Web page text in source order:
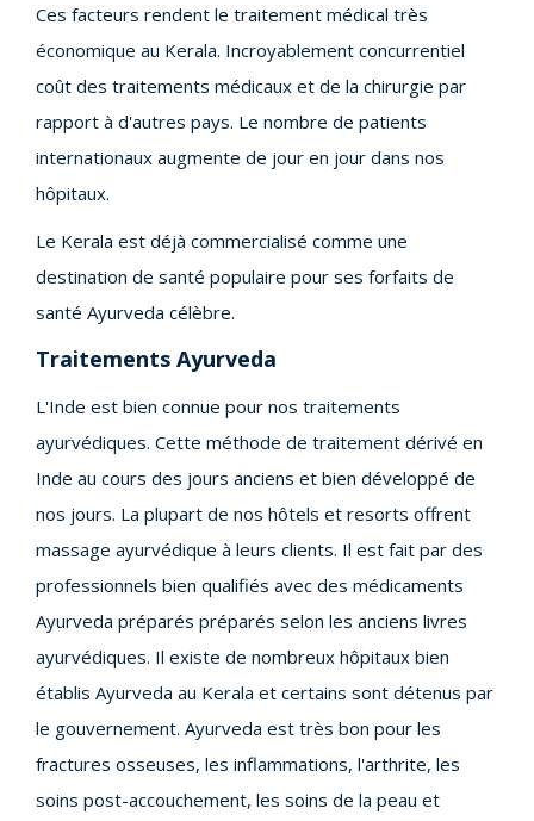
Ces facteurs rendent le traitement médical très
économique au Kerala. Incroyablement concurrentiel
coût des traitements médicaux et de la chirurgie par
rapport à d'autres pays. Le nombre de patients
internationaux augmente de jour en jour dans nos
hôpitaux.
Le Kerala est déjà commercialisé comme une
destination de santé populaire pour ses forfaits de
santé Ayurveda célèbre.
Traitements Ayurveda
L'Inde est bien connue pour nos traitements
ayurvédiques. Cette méthode de traitement dérivé en
Inde au cours des jours anciens et bien développé de
nos jours. La plupart de nos hôtels et resorts offrent
massage ayurvédique à leurs clients. Il est fait par des
professionnels bien qualifiés avec des médicaments
Ayurveda préparés préparés selon les anciens livres
ayurvédiques. Il existe de nombreux hôpitaux bien
établis Ayurveda au Kerala et certains sont détenus par
le gouvernement. Ayurveda est très bon pour les
fractures osseuses, les inflammations, l'arthrite, les
soins post-accouchement, les soins de la peau et